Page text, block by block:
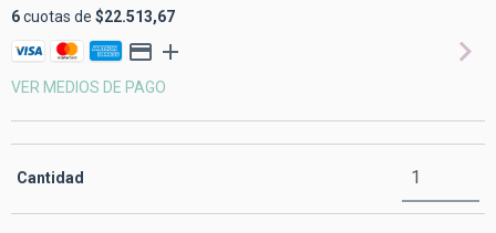
6cuotas de $22.513,67
VER MEDIOS DE PAGO
Cantidad